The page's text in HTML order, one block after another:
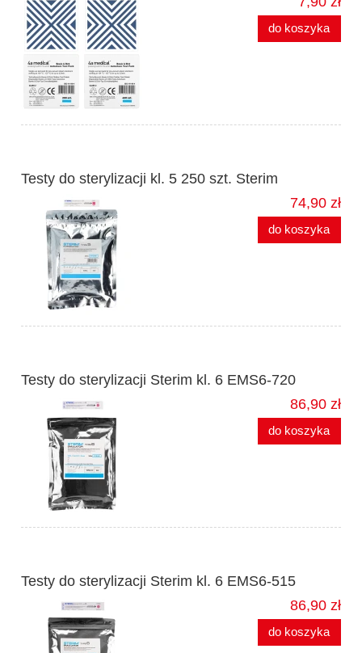
do koszyka
Testy do sterylizacji kl. 5 250 szt. Sterim
74,90 zł
do koszyka
Testy do sterylizacji Sterim kl. 6 EMS6-720
86,90 zł
do koszyka
Testy do sterylizacji Sterim kl. 6 EMS6-515
86,90 zł
do koszyka